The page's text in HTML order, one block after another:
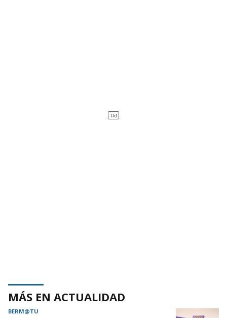
MÁS EN ACTUALIDAD
BERM@TU